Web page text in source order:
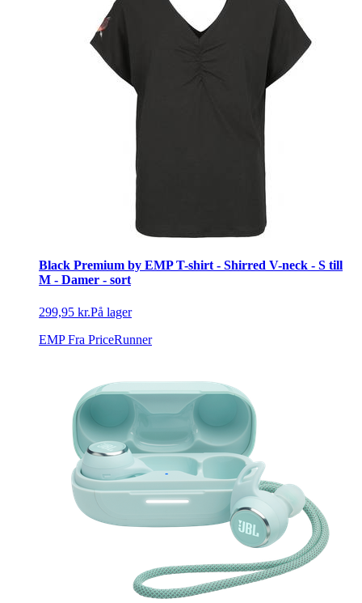
Black Premium by EMP T-shirt - Shirred V-neck - S till
M - Damer - sort
299,95 kr.På lager
EMP Fra PriceRunner